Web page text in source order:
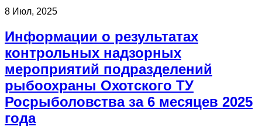
8 Июл, 2025
Информации о результатах
контрольных надзорных
мероприятий подразделений
рыбоохраны Охотского ТУ
Росрыболовства за 6 месяцев 2025
года